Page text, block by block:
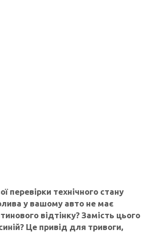
перевірки технічного стану
у вашому авто не має
відтінку? Замість цього
Це привід для тривоги,